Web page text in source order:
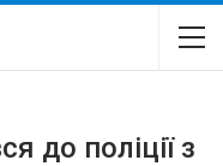
до поліції з